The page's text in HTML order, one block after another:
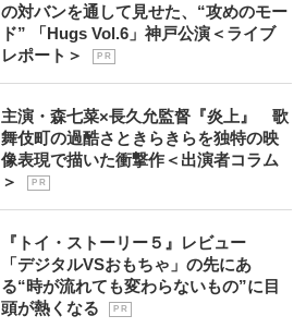
の対バンを通して見せた、“攻めのモー
ド” 「Hugs Vol.6」神戸公演＜ライブ
レポート＞
P R
主演・森七菜×長久允監督『炎上』 歌
舞伎町の過酷さときらきらを独特の映
像表現で描いた衝撃作＜出演者コラム
＞
P R
『トイ・ストーリー５』レビュー
「デジタルVSおもちゃ」の先にあ
る“時が流れても変わらないもの”に目
頭が熱くなる
P R